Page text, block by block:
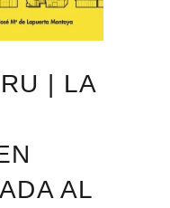
| LA
AL